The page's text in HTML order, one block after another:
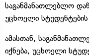
საგანმანათლებლო
უცხოელი
ამასთან,
იქნება, უცხოელი